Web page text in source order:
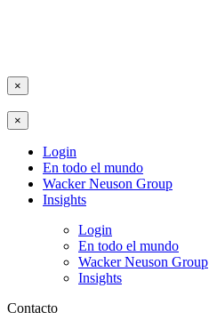
×
×
Login
En todo el mundo
Wacker Neuson Group
Insights
Login
En todo el mundo
Wacker Neuson Group
Insights
Contacto